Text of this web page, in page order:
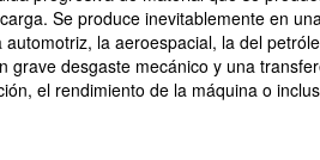
Se produce inevitablemente en
la aeroespacial, la del
grave desgaste mecánico y una
el rendimiento de la máquina o